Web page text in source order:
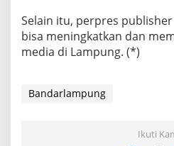
Selain itu, perpres
bisa meningkatkan dan
media di Lampung. (*)
Bandarlampung
Ikuti